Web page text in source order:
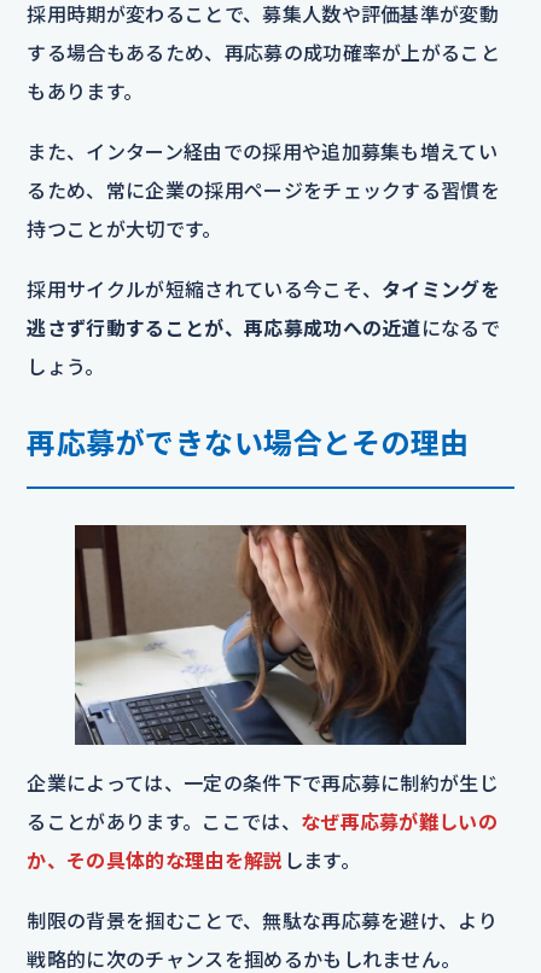
採用時期が変わることで、募集人数や評価基準が変動
する場合もあるため、再応募の成功確率が上がること
もあります。
また、インターン経由での採用や追加募集も増えてい
るため、常に企業の採用ページをチェックする習慣を
持つことが大切です。
採用サイクルが短縮されている今こそ、 タイミングを
逃さず行動することが、再応募成功への近道になるで
しょう。
再応募ができない場合とその理由
企業によっては、一定の条件下で再応募に制約が生じ
ることがあります。ここでは、 なぜ再応募が難しいの
か、その具体的な理由を解説 します。
制限の背景を掴むことで、無駄な再応募を避け、より
戦略的に次のチャンスを掴めるかもしれません。